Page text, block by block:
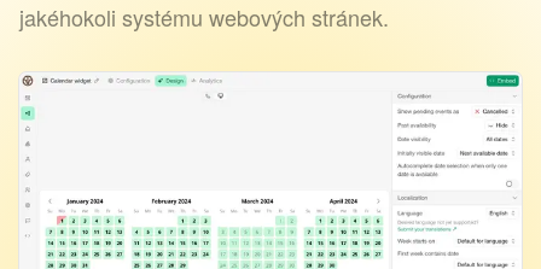
jakéhokoli systému webových stránek.